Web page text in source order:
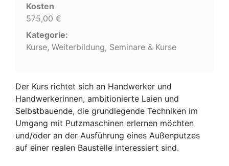
Kosten
575,00 €
Kategorie:
Kurse, Weiterbildung, Seminare & Kurse
Der Kurs richtet sich an Handwerker und
Handwerkerinnen, ambitionierte Laien und
Selbstbauende, die grundlegende Techniken im
Umgang mit Putzmaschinen erlernen möchten
und/oder an der Ausführung eines Außenputzes
auf einer realen Baustelle interessiert sind.